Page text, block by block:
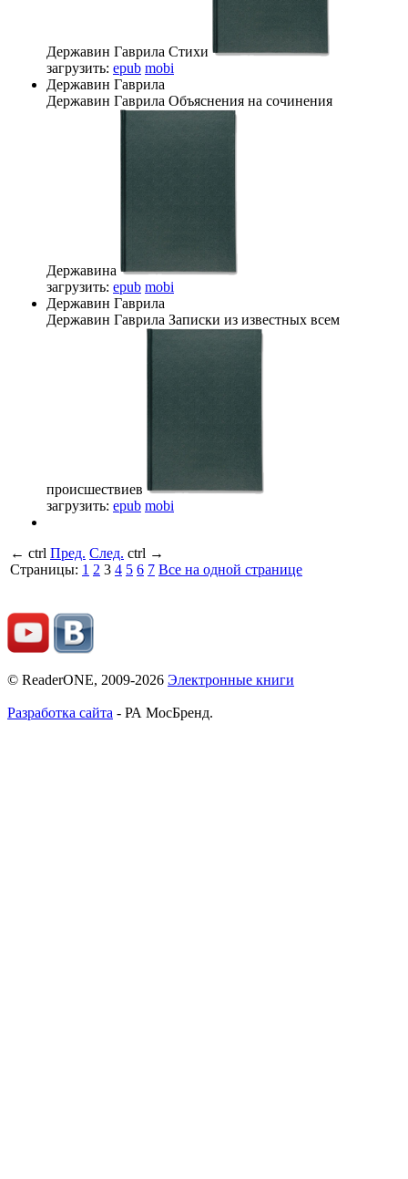
Державин Гаврила Стихи
загрузить: epub mobi
Державин Гаврила
Державин Гаврила Объяснения на сочинения
Державина
загрузить: epub mobi
Державин Гаврила
Державин Гаврила Записки из известных всем
происшествиев
загрузить: epub mobi
← ctrl Пред. След. ctrl →
Страницы: 1 2 3 4 5 6 7 Все на одной странице
© ReaderONE, 2009-2026 Электронные книги
Разработка сайта - РА МосБренд.